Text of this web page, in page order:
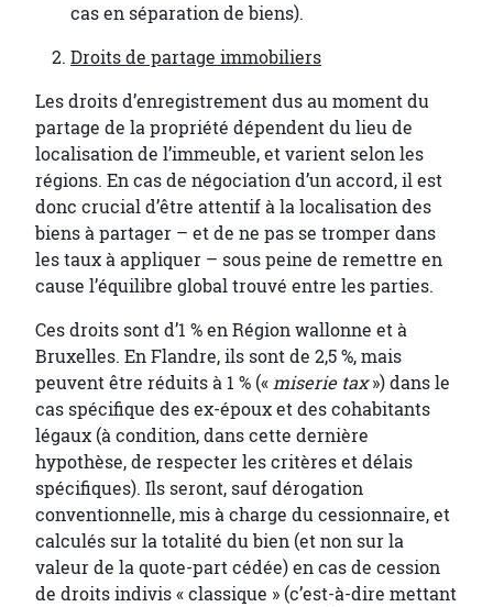
cas en séparation de biens).
Droits de partage immobiliers
Les droits d’enregistrement dus au moment du
partage de la propriété dépendent du lieu de
localisation de l’immeuble, et varient selon les
régions. En cas de négociation d’un accord, il est
donc crucial d’être attentif à la localisation des
biens à partager – et de ne pas se tromper dans
les taux à appliquer – sous peine de remettre en
cause l’équilibre global trouvé entre les parties.
Ces droits sont d’1 % en Région wallonne et à
Bruxelles. En Flandre, ils sont de 2,5 %, mais
peuvent être réduits à 1 % («miserie tax») dans le
cas spécifique des ex-époux et des cohabitants
légaux (à condition, dans cette dernière
hypothèse, de respecter les critères et délais
spécifiques). Ils seront, sauf dérogation
conventionnelle, mis à charge du cessionnaire, et
calculés sur la totalité du bien (et non sur la
valeur de la quote-part cédée) en cas de cession
de droits indivis « classique » (c’est-à-dire mettant